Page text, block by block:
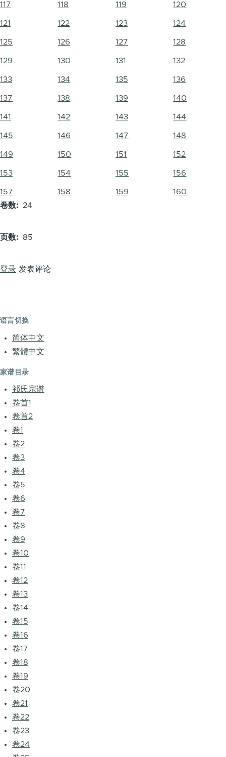
117 118 119 120
121 122 123 124
125 126 127 128
129 130 131 132
133 134 135 136
137 138 139 140
141 142 143 144
145 146 147 148
149 150 151 152
153 154 155 156
157 158 159
160
卷数
24
页数 85
登录 发表评论
语言切换
简体中文
繁體中文
家谱目录
祁氏宗谱
卷首1
卷首2
卷1
卷2
卷3
卷4
卷5
卷6
卷7
卷8
卷9
卷10
卷11
卷12
卷13
卷14
卷15
卷16
卷17
卷18
卷19
卷20
卷21
卷22
卷23
卷24